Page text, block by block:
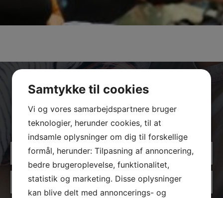
Vil du høre nærmere?
Name
(Required)
Phone
(Required)
Samtykke til cookies
Vi og vores samarbejdspartnere bruger
teknologier, herunder cookies, til at
indsamle oplysninger om dig til forskellige
formål, herunder: Tilpasning af annoncering,
bedre brugeroplevelse, funktionalitet,
statistik og marketing. Disse oplysninger
kan blive delt med annoncerings- og